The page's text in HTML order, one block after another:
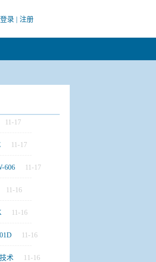
登录 注册
11-17
11-17
606
11-17
11-16
11-16
11-16
术
11-16